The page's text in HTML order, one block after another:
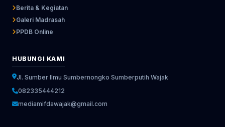
Berita & Kegiatan
Galeri Madrasah
PPDB Online
HUBUNGI KAMI
Jl. Sumber Ilmu Sumbernongko Sumberputih Wajak
082335444212
mediamifdawajak@gmail.com